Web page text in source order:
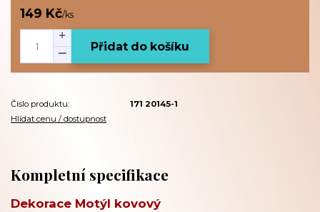
149 Kč/ks
Přidat do košíku
Číslo produktu:
171 20145-1
Hlídat cenu / dostupnost
Kompletní specifikace
Dekorace Motýl kovový